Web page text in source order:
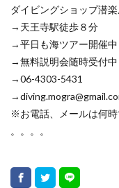
ダイビングショップ潜楽
→天王寺駅徒歩８分
→平日も海ツアー開催中
→無料説明会随時受付中
→06-4303-5431
※お電話、メールは何
。。。。